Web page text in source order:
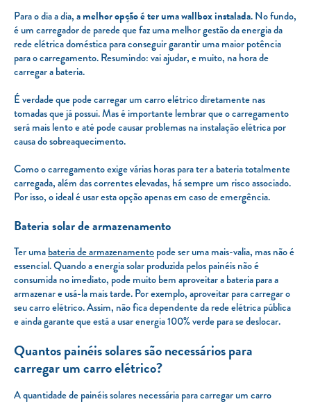
Para o dia a dia,a melhor opção é ter uma wallbox instalada. No fundo,
é um carregador de parede que faz uma melhor gestão da energia da
rede elétrica doméstica para conseguir garantir uma maior potência
para o carregamento. Resumindo: vai ajudar, e muito, na hora de
carregar a bateria.
É verdade que pode carregar um carro elétrico diretamente nas
tomadas que já possui. Mas é importante lembrar que o carregamento
será mais lento e até pode causar problemas na instalação elétrica por
causa do sobreaquecimento.
Como o carregamento exige várias horas para ter a bateria totalmente
carregada, além das correntes elevadas, há sempre um risco associado.
Por isso, o ideal é usar esta opção apenas em caso de emergência.
Bateria solar de armazenamento
Ter umabateria de armazenamentopode ser uma mais-valia, mas não é
essencial. Quando a energia solar produzida pelos painéis não é
consumida no imediato, pode muito bem aproveitar a bateria para a
armazenar e usá-la mais tarde. Por exemplo, aproveitar para carregar o
seu carro elétrico. Assim, não fica dependente da rede elétrica pública
e ainda garante que está a usar energia 100% verde para se deslocar.
Quantos painéis solares são necessários para
carregar um carro elétrico?
A quantidade de painéis solares necessária para carregar um carro